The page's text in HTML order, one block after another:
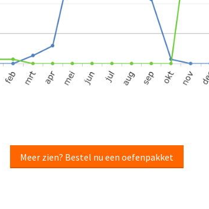
Meer zien? Bestel nu een oefenpakket